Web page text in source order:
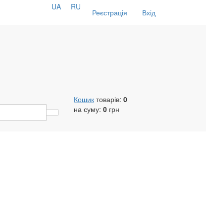
Реєстрація Вхід
UA RU
Кошик товарів: 0
на суму: 0 грн